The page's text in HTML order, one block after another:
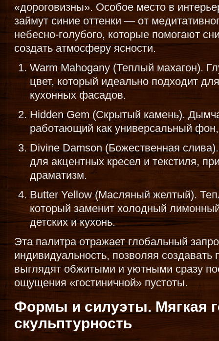
«дороговизны». Особое место в
займут синие оттенки — от
небесно-голубого, которые помогают
создать атмосферу ясности.
Warm Mahogany (Теплый махагон).
цвет, который идеально подходит
кухонных фасадов.
Hidden Gem (Скрытый камень).
работающий как универсальный
Divine Damson (Божественная
для акцентных кресел и текстиля,
драматизм.
Butter Yellow (Масляный желтый).
который заменит холодный
детских и кухонь.
Эта палитра отражает глобальный
индивидуальность, позволяя создавать
выглядят обжитыми и уютными сразу
ощущения «гостиничной» пустоты.
Формы и силуэты. Мягкая
скульптурность